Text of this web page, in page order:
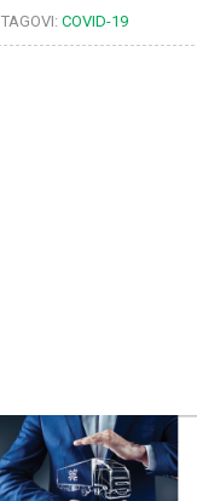
TAGOVI: COVID-19